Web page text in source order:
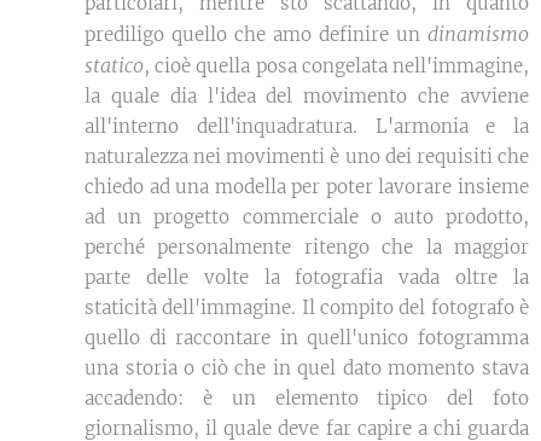
prediligo quello che amo definire un dinamismo
statico, cioè quella posa congelata nell'immagine,
la quale dia l'idea del movimento che avviene
all'interno dell'inquadratura. L'armonia e la
naturalezza nei movimenti è uno dei requisiti che
chiedo ad una modella per poter lavorare insieme
ad un progetto commerciale o auto prodotto,
perché personalmente ritengo che la maggior
parte delle volte la fotografia vada oltre la
staticità dell'immagine. Il compito del fotografo è
quello di raccontare in quell'unico fotogramma
una storia o ciò che in quel dato momento stava
accadendo: è un elemento tipico del foto
giornalismo, il quale deve far capire a chi guarda